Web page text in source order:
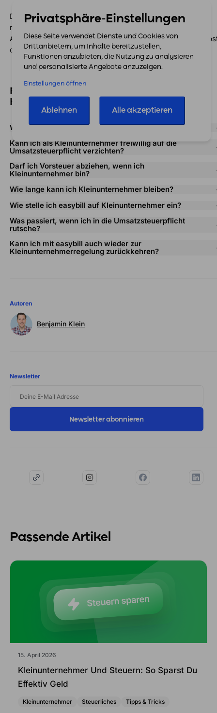
Autoren
Benjamin Klein
Newsletter
ADRESSE
Durch den Einsatz einer geeigneten Rechnungssoftware
minimierst du Fehlerquellen und sparst wertvolle Zeit im
Arbeitsalltag, egal, ob du weiterhin Kleinunternehmer
oder in die Regelbesteuerung wechselst.
FAQ: Häufige Fragen rund um den
Kleinunternehmer
Was passiert, wenn ich die Grenze überschreite?
Kann ich als Kleinunternehmer freiwillig auf die
Umsatzsteuerpflicht verzichten?
Darf ich Vorsteuer abziehen, wenn ich
Kleinunternehmer bin?
Wie lange kann ich Kleinunternehmer bleiben?
Wie stelle ich easybill auf Kleinunternehmer ein?
Was passiert, wenn ich in die Umsatzsteuerpflicht
rutsche?
Kann ich mit easybill auch wieder zur
Kleinunternehmerregelung zurückkehren?
Passende Artikel
15. April 2026
Kleinunternehmer Und Steuern: So Sparst Du
Effektiv Geld
Kleinunternehmer Steuerliches Tipps & Tricks
Privatsphäre-Einstellungen
Diese Seite verwendet Dienste und Cookies von
Drittanbietern, um Inhalte bereitzustellen,
Funktionen anzubieten, die Nutzung zu analysieren
und personalisierte Angebote anzuzeigen.
Einstellungen öffnen
Ablehnen Alle akzeptieren